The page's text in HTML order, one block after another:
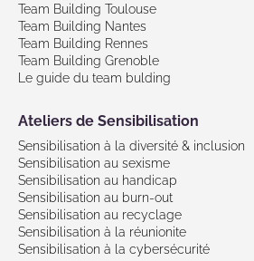
Team Building Toulouse
Team Building Nantes
Team Building Rennes
Team Building Grenoble
Le guide du team bulding
Ateliers de Sensibilisation
Sensibilisation à la diversité & inclusion
Sensibilisation au sexisme
Sensibilisation au handicap
Sensibilisation au burn-out
Sensibilisation au recyclage
Sensibilisation à la réunionite
Sensibilisation à la cybersécurité